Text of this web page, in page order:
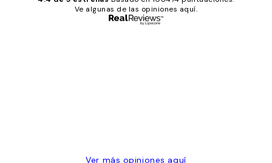
Ve algunas de las opiniones aquí.
Ver más opiniones aquí